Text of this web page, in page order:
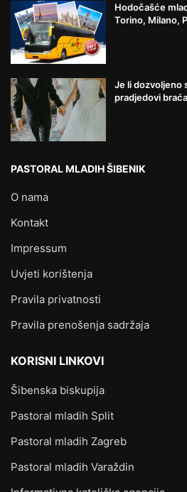
Hodočašće
Torino, Milano,
Je li dozvoljeno
pradjedovi
PASTORAL MLADIH ŠIBENIK
O nama
Kontakt
Impressum
Uvjeti korištenja
Pravila privatnosti
Pravila prenošenja sadržaja
KORISNI LINKOVI
Šibenska biskupija
Pastoral mladih Split
Pastoral mladih Zagreb
Pastoral mladih Varaždin